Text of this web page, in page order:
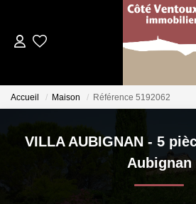
Qui Sommes
Les Dentelles
Accueil Maison Référence 5192062
VILLA AUBIGNAN - 5
Aubignan